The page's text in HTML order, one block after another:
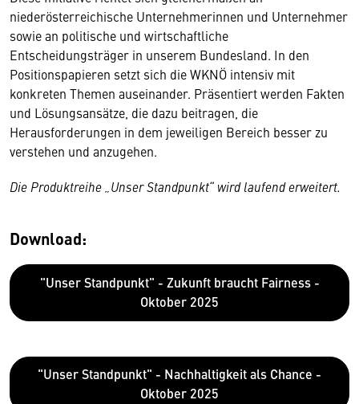
niederösterreichische Unternehmerinnen und Unternehmer
sowie an politische und wirtschaftliche
Entscheidungsträger in unserem Bundesland. In den
Positionspapieren setzt sich die WKNÖ intensiv mit
konkreten Themen auseinander. Präsentiert werden Fakten
und Lösungsansätze, die dazu beitragen, die
Herausforderungen in dem jeweiligen Bereich besser zu
verstehen und anzugehen.
Die Produktreihe „Unser Standpunkt“ wird laufend erweitert.
Download:
"Unser Standpunkt" - Zukunft braucht Fairness -
Oktober 2025
"Unser Standpunkt" - Nachhaltigkeit als Chance -
Oktober 2025